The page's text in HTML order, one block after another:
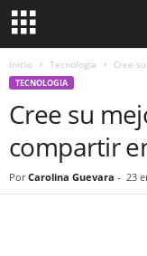
Inicio Tecnologia Cree
TECNOLOGIA
Cree su
compartir
Por Carolina Guevara - 23